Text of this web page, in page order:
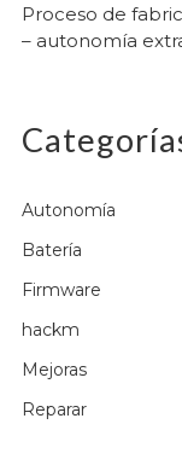
Proceso de
– autonomía
Autonomía
Batería
Firmware
hackm
Mejoras
Reparar